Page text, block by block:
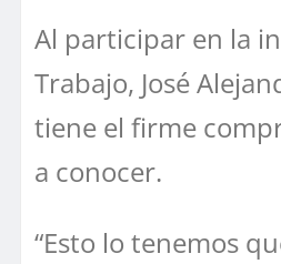
Al participar en la
Trabajo, José
tiene el firme
a conocer.
“Esto lo tenemos